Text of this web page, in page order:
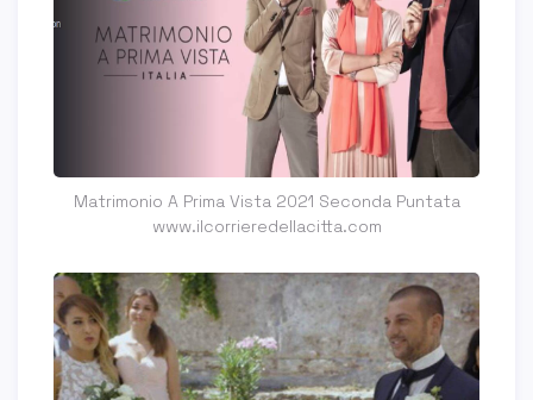
Matrimonio A Prima Vista 2021 Seconda Puntata
www.ilcorrieredellacitta.com